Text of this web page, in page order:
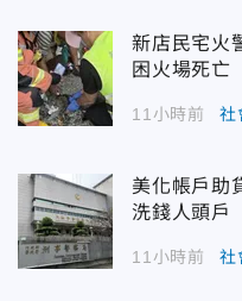
新店民宅火
困火場死亡
11小時前 社
美化帳戶助
洗錢人頭戶
11小時前 社